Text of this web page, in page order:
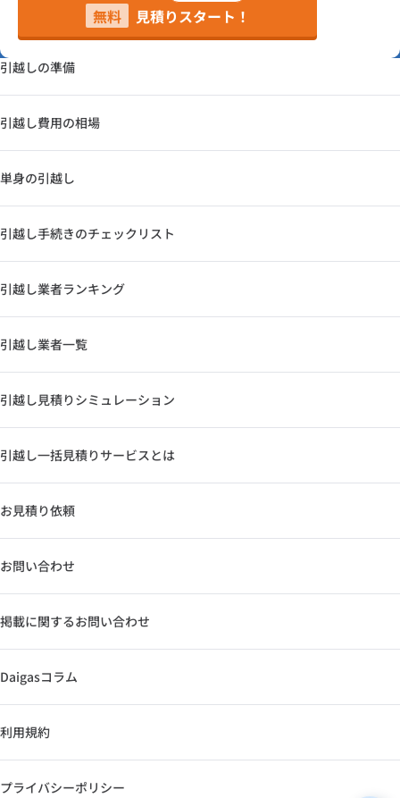
無料 見積りスタート！
引越しの準備
引越し費用の相場
単身の引越し
引越し手続きのチェックリスト
引越し業者ランキング
引越し業者一覧
引越し見積りシミュレーション
引越し一括見積りサービスとは
お見積り依頼
お問い合わせ
掲載に関するお問い合わせ
Daigasコラム
利用規約
プライバシーポリシー